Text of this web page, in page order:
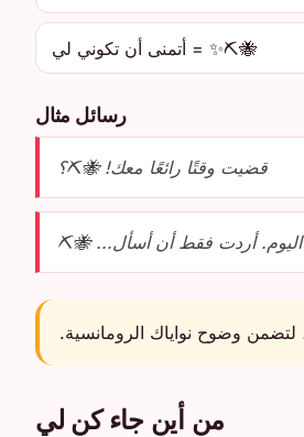
🐝⛏️✨ = أتمنى أن تكوني لي
رسائل مثال
قضيت وقتًا رائعًا معك! 🐝⛏️؟
اليوم. أردت فقط أن أسأل... 🐝⛏️
لتضمن وضوح نواياك الرومانسية.
من أين جاء كن لي